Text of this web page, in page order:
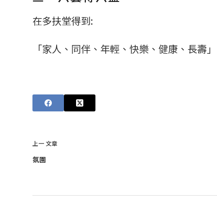
在多扶堂得到:
「家人、同伴、年輕、快樂、健康、長壽」
上一 文章
氛圍